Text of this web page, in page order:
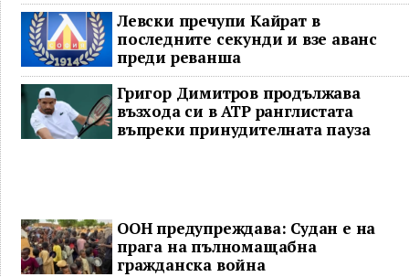
Левски пречупи Кайрат в
последните секунди и взе аванс
преди реванша
Григор Димитров продължава
възхода си в ATP ранглистата
въпреки принудителната пауза
ООН предупреждава: Судан е на
прага на пълномащабна
гражданска война